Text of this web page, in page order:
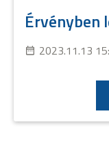
Érvényben
2023.11.13